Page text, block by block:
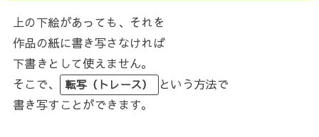
上の下絵があっても、それを
作品の紙に書き写さなければ
下書きとして使えません。
そこで、
転写（トレース）
という方法で
書き写すことができます。